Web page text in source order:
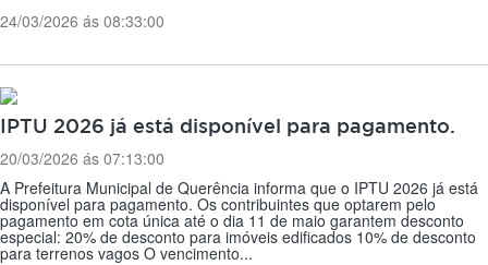
24/03/2026 ás 08:33:00
IPTU 2026 já está disponível para pagamento.
20/03/2026 ás 07:13:00
A Prefeitura Municipal de Querência informa que o IPTU 2026 já está
disponível para pagamento. Os contribuintes que optarem pelo
pagamento em cota única até o dia 11 de maio garantem desconto
especial: 20% de desconto para imóveis edificados 10% de desconto
para terrenos vagos O vencimento...